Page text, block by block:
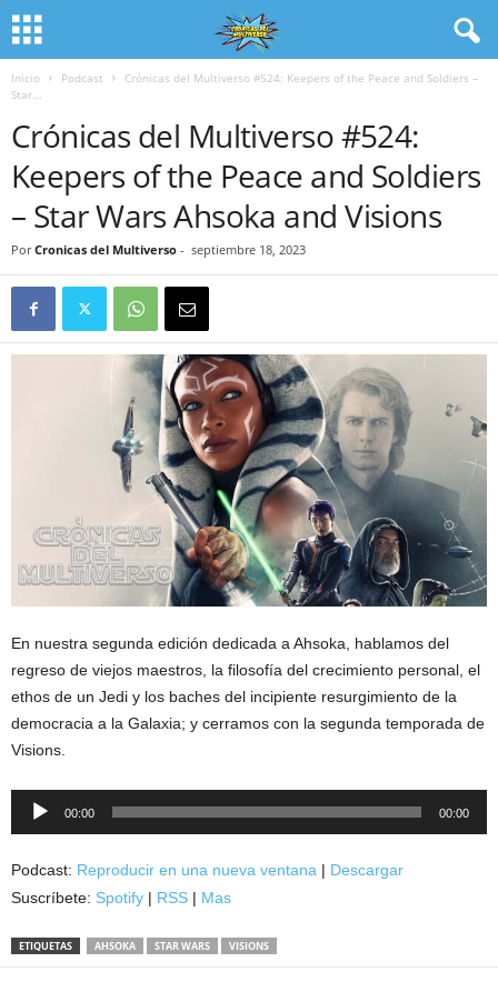
Inicio Podcast
Crónicas del Multiverso #524: Keepers of the Peace and Soldiers –
Star...
Crónicas del Multiverso #524:
Keepers of the Peace and Soldiers
– Star Wars Ahsoka and Visions
Por Cronicas del Multiverso - septiembre 18, 2023
En nuestra segunda edición dedicada a Ahsoka, hablamos del
regreso de viejos maestros, la filosofía del crecimiento personal, el
ethos de un Jedi y los baches del incipiente resurgimiento de la
democracia a la Galaxia; y cerramos con la segunda temporada de
Visions.
Reproductor
00:00 00:00
Podcast: Reproducir en una nueva ventana | Descargar
Suscríbete: Spotify | RSS | Mas
ETIQUETAS AHSOKA STAR WARS VISIONS